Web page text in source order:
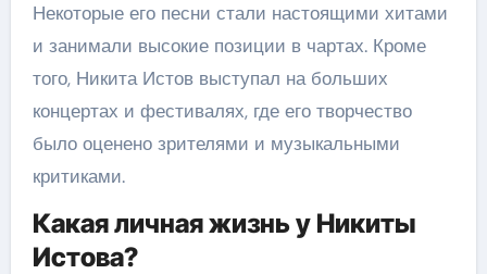
Некоторые его песни стали настоящими хитами
и занимали высокие позиции в чартах. Кроме
того, Никита Истов выступал на больших
концертах и фестивалях, где его творчество
было оценено зрителями и музыкальными
критиками.
Какая личная жизнь у Никиты
Истова?